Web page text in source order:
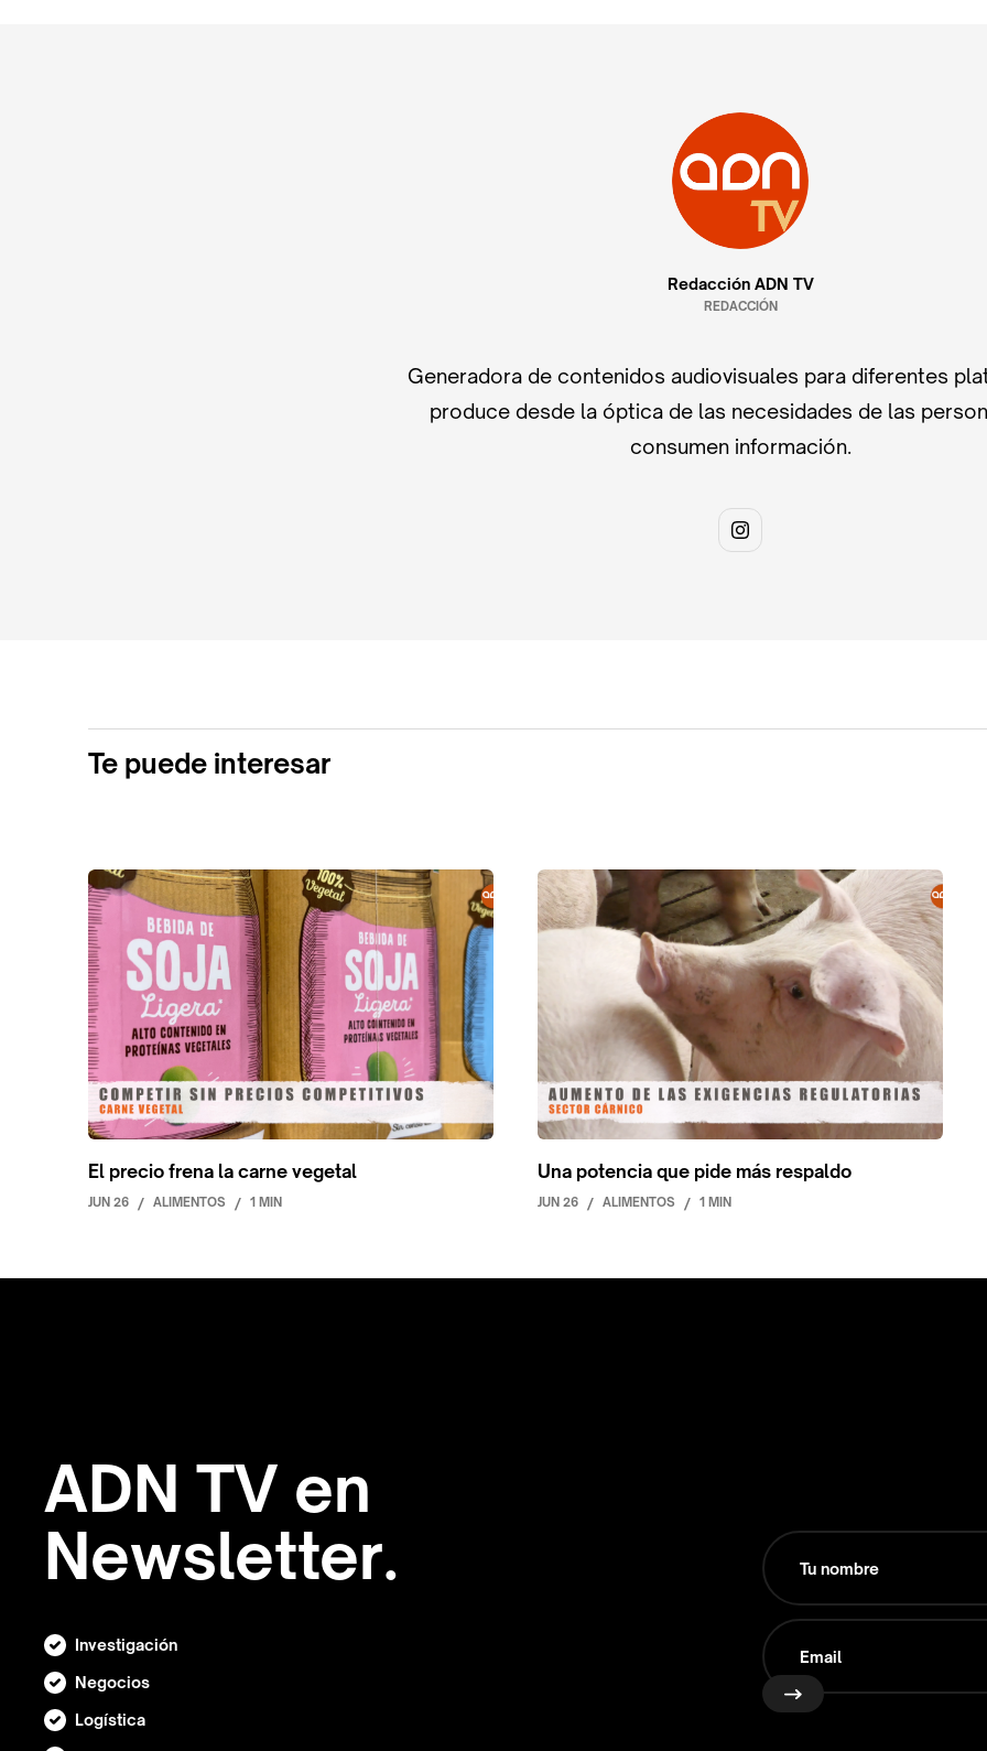
Redacción ADN TV
REDACCIÓN
Generadora de contenidos audiovisuales para diferentes
produce desde la óptica de las necesidades de las
consumen información.
Te puede interesar
El precio frena la carne vegetal
JUN 26 / ALIMENTOS / 1 MIN
Una potencia que pide más respaldo
JUN 26 / ALIMENTOS / 1 MIN
ADN TV en
Newsletter.
Investigación
Negocios
Logística